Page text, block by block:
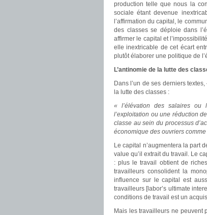
production telle que nous la
sociale étant devenue
l’affirmation du capital, le
des classes se déploie dans
affirmer le capital et
elle inextricable de cet écart
plutôt élaborer une politique de
L’antinomie de la lutte des
Dans l’un de ses derniers
la lutte des classes :
« l’élévation des salaires ou
l’exploitation ou une réduction
classe au sein du processus
économique des ouvriers
Le capital n’augmentera la part
value qu’il extrait du travail. Le
: plus le travail obtient de
travailleurs consolident la
influence sur le capital est
travailleurs [labor’s ultimate
conditions de travail est un
Mais les travailleurs ne peuvent